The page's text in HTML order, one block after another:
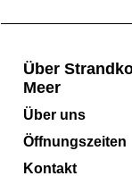
Über
Meer
Über uns
Öffnungszeiten
Kontakt